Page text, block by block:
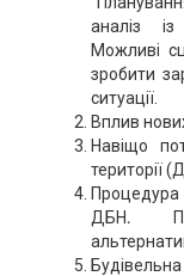
аналіз
Можливі
зробити
ситуації.
Вплив
Навіщо
території
ДБН.